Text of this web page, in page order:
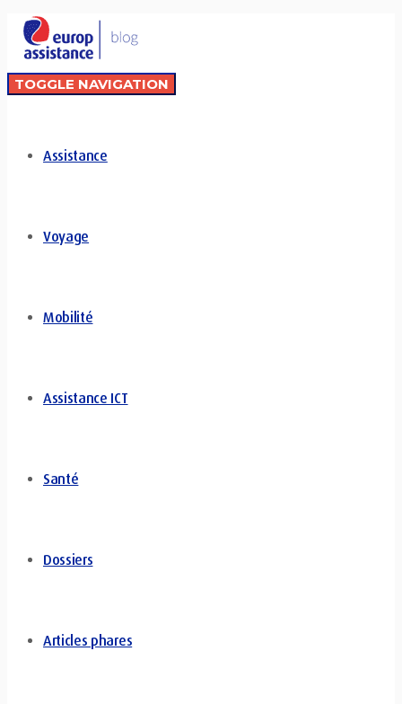
TOGGLE NAVIGATION
Assistance
Voyage
Mobilité
Assistance ICT
Santé
Dossiers
Articles phares